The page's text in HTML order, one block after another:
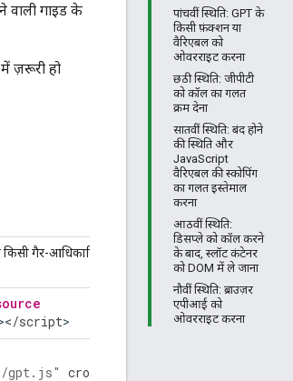
पांचवीं स्थिति: GPT के
किसी फ़ंक्शन या
वैरिएबल को
ओवरराइट करना
छठी स्थिति: जीपीटी
को कॉल का गलत
क्रम देना
सातवीं स्थिति: बंद होने
की स्थिति और
JavaScript
वैरिएबल की स्कोपिंग
का गलत इस्तेमाल
करना
आठवीं स्थिति:
डिसप्ले को कॉल करने
के बाद, स्लॉट कंटेनर
को DOM में ले जाना
नौवीं स्थिति: ब्राउज़र
एपीआई को
ओवरराइट करना
वाली गाइड के
ज़रूरी हो
गैर-आधिकारिक सोर्स से इन फ़ाइलों को लोड कर रही हूँ.
/script>
gpt.js" crossorigin